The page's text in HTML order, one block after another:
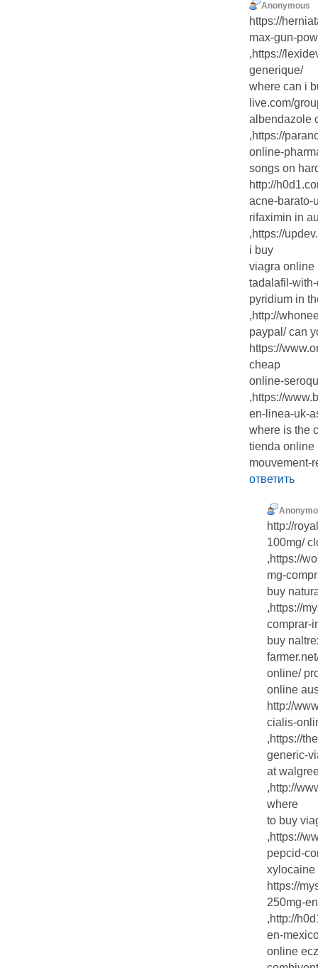
Anonymous
https://
max-gun-
,https://
generique/
where can i
live.com/
albendazole
,https://
online-
songs on
http://
acne-barato-
rifaximin in
,https://
i buy
viagra online
tadalafil-
pyridium in
,http://
paypal/ can
https://
cheap
online-
,https://
en-linea-uk-
where is the
tienda online
mouvement-
ответить
http://
100mg/
,https://
mg-
buy
,https://
comprar-
buy
online/
online
http://
cialis-
,https://
generic-
at
,http://
where
to buy
,https://
pepcid-
xylocaine
https://
250mg-
,http://
en-
online